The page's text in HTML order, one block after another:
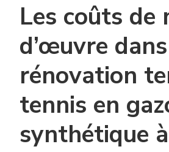
Les coûts de
d’œuvre
rénovation
tennis en
synthétique